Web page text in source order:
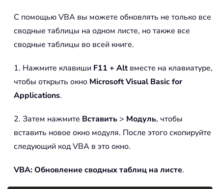
С помощью VBA вы можете обновлять не только все
сводные таблицы на одном листе, но также все
сводные таблицы во всей книге.
1. Нажмите клавиши F11 + Altвместе на клавиатуре,
чтобы открыть окно Microsoft Visual Basic for
Applications.
2. Затем нажмите Вставить > Модуль, чтобы
вставить новое окно модуля. После этого скопируйте
следующий код VBA в это окно.
VBA: Обновление сводных таблиц на листе.